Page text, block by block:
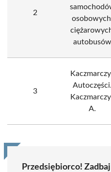
2
autobusów
3
Autoczęści.
A.
Przedsiębiorco!